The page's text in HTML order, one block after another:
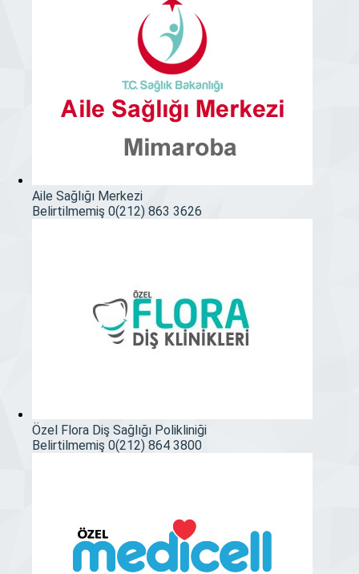
Aile Sağlığı Merkezi
Belirtilmemiş 0(212) 863 3626
Özel Flora Diş Sağlığı Polikliniği
Belirtilmemiş 0(212) 864 3800